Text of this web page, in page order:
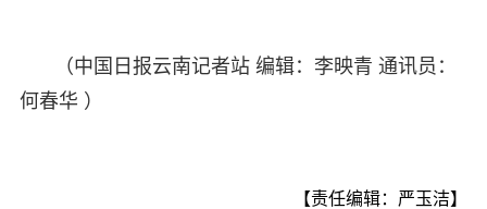
（中国日报云南记者站 编辑：李映青 通讯员：
何春华 ）
【责任编辑：严玉洁】